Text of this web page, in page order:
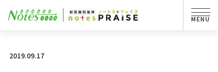
2019.09.17